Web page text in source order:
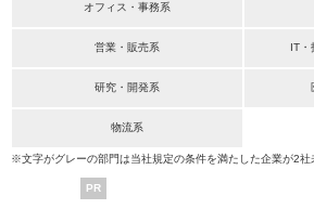
オフィス・事務系
営業・販売系 IT・
研究・開発系
物流系
※文字がグレーの部門は当社規定の条件を満たした企業が2社
PR